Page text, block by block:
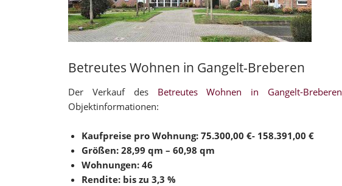
Betreutes Wohnen in Gangelt-Breberen
Der Verkauf des Betreutes Wohnen in Gangelt-Breberen
Objektinformationen:
Kaufpreise pro Wohnung: 75.300,00 €- 158.391,00 €
Größen: 28,99 qm – 60,98 qm
Wohnungen: 46
Rendite: bis zu 3,3 %